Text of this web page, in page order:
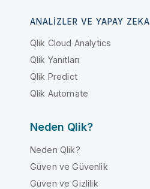
ANALIZLER VE YAPAY ZEKA
Qlik Cloud Analytics
Qlik Yanıtları
Qlik Predict
Qlik Automate
Neden Qlik?
Neden Qlik?
Güven ve Güvenlik
Güven ve Gizlilik